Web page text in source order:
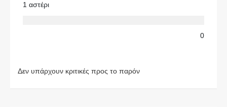
1 αστέρι
0
Δεν υπάρχουν κριτικές προς το παρόν